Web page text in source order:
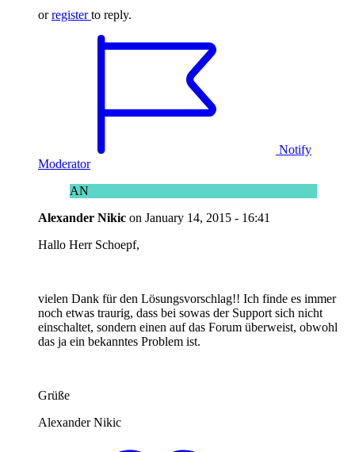
orregister to reply.
Notify
Moderator
AN
Alexander Nikic on January 14, 2015 - 16:41
Hallo Herr Schoepf,
vielen Dank für den Lösungsvorschlag!! Ich finde es immer
noch etwas traurig, dass bei sowas der Support sich nicht
einschaltet, sondern einen auf das Forum überweist, obwohl
das ja ein bekanntes Problem ist.
Grüße
Alexander Nikic